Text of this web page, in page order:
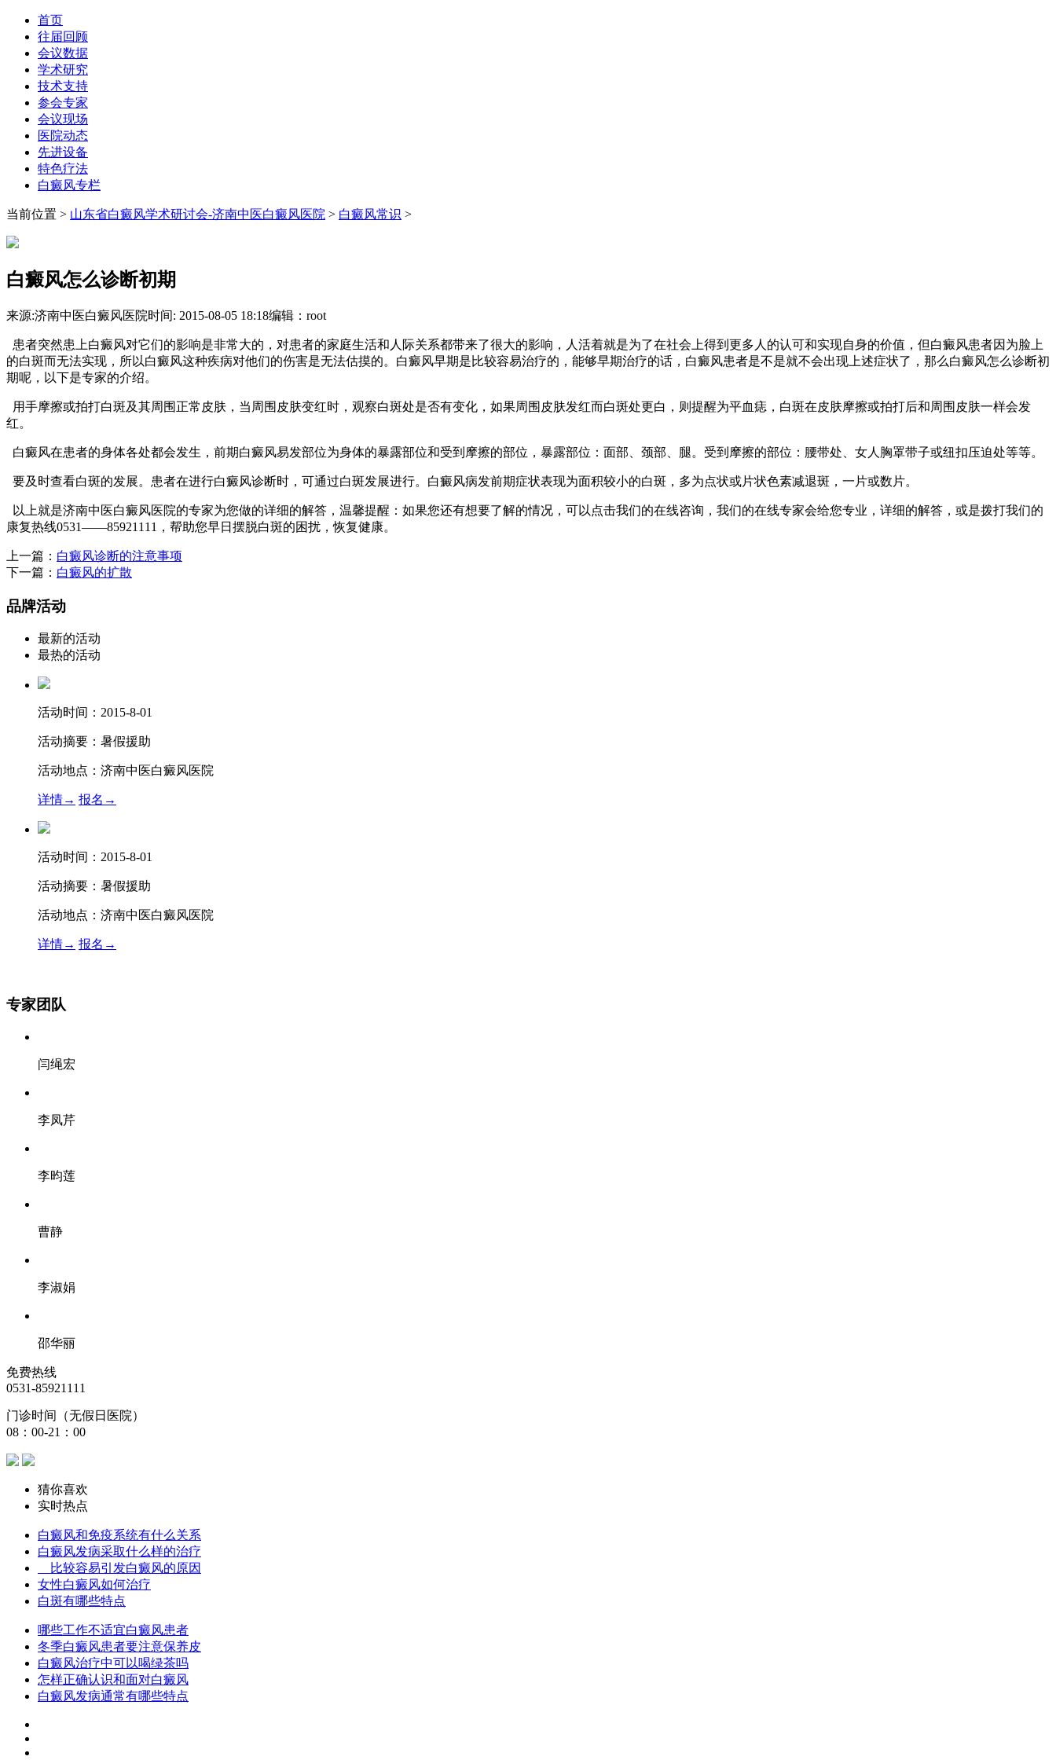
首页
往届回顾
会议数据
学术研究
技术支持
参会专家
会议现场
医院动态
先进设备
特色疗法
白癜风专栏
当前位置 > 山东省白癜风学术研讨会-济南中医白癜风医院 > 白癜风常识 >
白癜风怎么诊断初期
来源:济南中医白癜风医院时间: 2015-08-05 18:18编辑：root
患者突然患上白癜风对它们的影响是非常大的，对患者的家庭生活和人际关系都带来了很大的影响，人活着就是为了在社会上得到更多人的认可和实现自身的价值，但白癜风患者因为脸上
的白斑而无法实现，所以白癜风这种疾病对他们的伤害是无法估摸的。白癜风早期是比较容易治疗的，能够早期治疗的话，白癜风患者是不是就不会出现上述症状了，那么白癜风怎么诊断初
期呢，以下是专家的介绍。
用手摩擦或拍打白斑及其周围正常皮肤，当周围皮肤变红时，观察白斑处是否有变化，如果周围皮肤发红而白斑处更白，则提醒为平血痣，白斑在皮肤摩擦或拍打后和周围皮肤一样会发
红。
白癜风在患者的身体各处都会发生，前期白癜风易发部位为身体的暴露部位和受到摩擦的部位，暴露部位：面部、颈部、腿。受到摩擦的部位：腰带处、女人胸罩带子或纽扣压迫处等等。
要及时查看白斑的发展。患者在进行白癜风诊断时，可通过白斑发展进行。白癜风病发前期症状表现为面积较小的白斑，多为点状或片状色素减退斑，一片或数片。
以上就是济南中医白癜风医院的专家为您做的详细的解答，温馨提醒：如果您还有想要了解的情况，可以点击我们的在线咨询，我们的在线专家会给您专业，详细的解答，或是拨打我们的
康复热线0531——85921111，帮助您早日摆脱白斑的困扰，恢复健康。
上一篇： 白癜风诊断的注意事项
下一篇： 白癜风的扩散
品牌活动
最新的活动
最热的活动
活动时间： 2015-8-01
活动摘要： 暑假援助
活动地点： 济南中医白癜风医院
详情→ 报名→
活动时间： 2015-8-01
活动摘要： 暑假援助
活动地点： 济南中医白癜风医院
详情→ 报名→
专家团队
闫绳宏
李凤芹
李昀莲
曹静
李淑娟
邵华丽
免费热线
0531-85921111
门诊时间（无假日医院）
08：00-21：00
猜你喜欢
实时热点
白癜风和免疫系统有什么关系
白癜风发病采取什么样的治疗
比较容易引发白癜风的原因
女性白癜风如何治疗
白斑有哪些特点
哪些工作不适宜白癜风患者
冬季白癜风患者要注意保养皮
白癜风治疗中可以喝绿茶吗
怎样正确认识和面对白癜风
白癜风发病通常有哪些特点